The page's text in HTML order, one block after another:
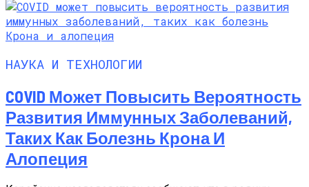
НАУКА И ТЕХНОЛОГИИ
COVID Может Повысить Вероятность
Развития Иммунных Заболеваний,
Таких Как Болезнь Крона И
Алопеция